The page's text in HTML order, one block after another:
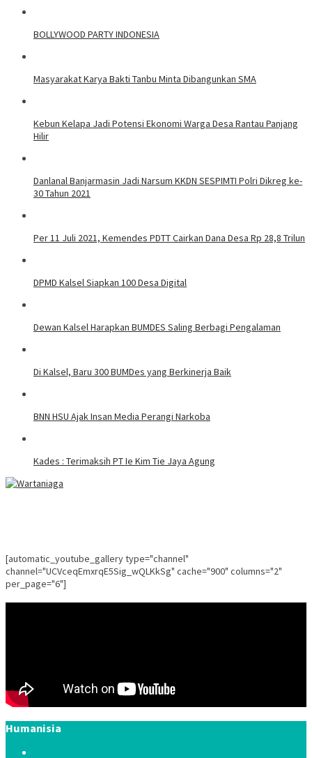
BOLLYWOOD PARTY INDONESIA
Masyarakat Karya Bakti Tanbu Minta Dibangunkan SMA
Kebun Kelapa Jadi Potensi Ekonomi Warga Desa Rantau Panjang
Hilir
Danlanal Banjarmasin Jadi Narsum KKDN SESPIMTI Polri Dikreg ke-
30 Tahun 2021
Per 11 Juli 2021, Kemendes PDTT Cairkan Dana Desa Rp 28,8 Trilun
DPMD Kalsel Siapkan 100 Desa Digital
Dewan Kalsel Harapkan BUMDES Saling Berbagi Pengalaman
Di Kalsel, Baru 300 BUMDes yang Berkinerja Baik
BNN HSU Ajak Insan Media Perangi Narkoba
Kades : Terimaksih PT Ie Kim Tie Jaya Agung
[automatic_youtube_gallery type="channel"
channel="UCVceqEmxrqE5Sig_wQLKkSg" cache="900" columns="2"
per_page="6"]
Humanisia